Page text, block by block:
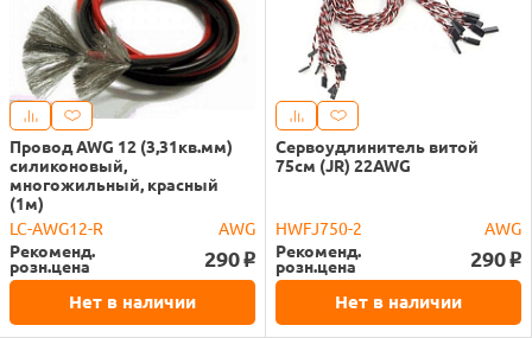
Провод AWG 12 (3,31кв.мм)
силиконовый,
многожильный, красный
(1м)
LC-AWG12-R
AWG
Рекоменд.
розн.цена 290 o
Нет в наличии
Сервоудлинитель витой
75см (JR) 22AWG
HWFJ750-2
AWG
Рекоменд.
розн.цена 290 o
Нет в наличии